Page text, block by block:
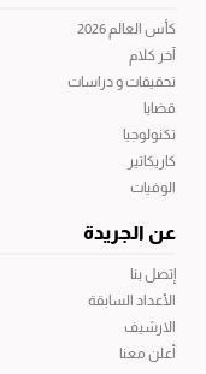
كأس العالم 2026
آخر كلام
تحقيقات و دراسات
قضايا
تكنولوجيا
كاريكاتير
الوفيات
عن الجريدة
إتصل بنا
الأعداد السابقة
الارشيف
أعلن معنا